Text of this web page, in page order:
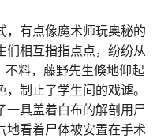
有点像魔术师玩奥秘的
们相互指指点点，纷纷从
不料，藤野先生倏地仰起
制止了学生间的戏谑。
具盖着白布的解剖用尸
地看着尸体被安置在手术